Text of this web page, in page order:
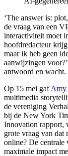
‘The answer is:
de vraag van een
interactiviteit moet
hoofdredacteur
maar ik heb geen
aanwijzingen
antwoord en wacht.
Op 15 mei gafAmy
multimedia
de vereniging
bij de New York
Innovation rapport,
grote vraag van dat
online? De centrale
maximale impact